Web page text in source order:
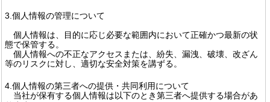
3.個人情報の管理について
個人情報は、目的に応じ必要な範囲内において正確かつ最新の状
態で保管する。
個人情報への不正なアクセスまたは、紛失、漏洩、破壊、改ざん
等のリスクに対し、適切な安全対策を講ずる。
4.個人情報の第三者への提供・共同利用について
当社が保有する個人情報は以下のとき第三者へ提供する場合があ